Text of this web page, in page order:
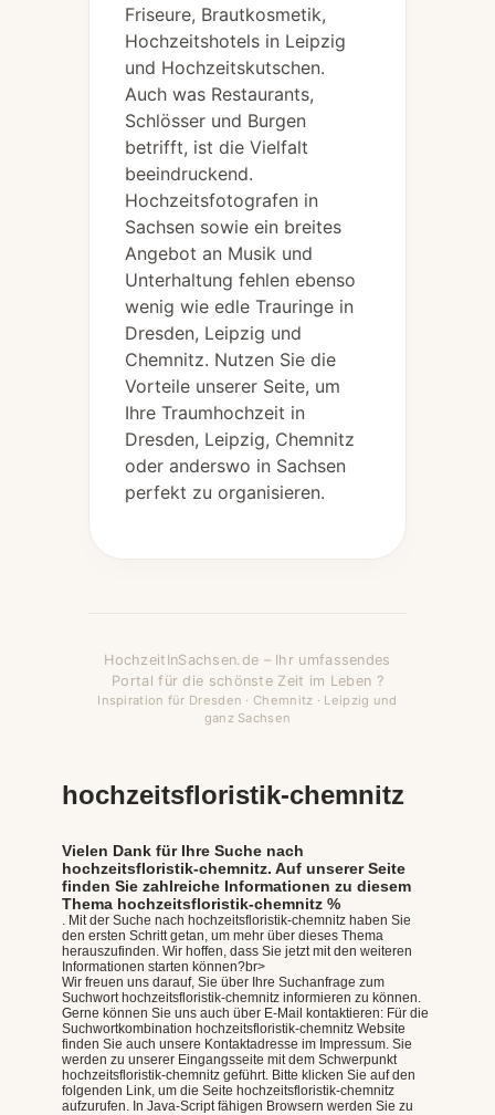
Friseure, Brautkosmetik,
Hochzeitshotels in Leipzig
und Hochzeitskutschen.
Auch was Restaurants,
Schlösser und Burgen
betrifft, ist die Vielfalt
beeindruckend.
Hochzeitsfotografen in
Sachsen sowie ein breites
Angebot an Musik und
Unterhaltung fehlen ebenso
wenig wie edle Trauringe in
Dresden, Leipzig und
Chemnitz. Nutzen Sie die
Vorteile unserer Seite, um
Ihre Traumhochzeit in
Dresden, Leipzig, Chemnitz
oder anderswo in Sachsen
perfekt zu organisieren.
HochzeitInSachsen.de – Ihr umfassendes
Portal für die schönste Zeit im Leben ?
Inspiration für Dresden · Chemnitz · Leipzig und
ganz Sachsen
hochzeitsfloristik-chemnitz
Vielen Dank für Ihre Suche nach
hochzeitsfloristik-chemnitz. Auf unserer Seite
finden Sie zahlreiche Informationen zu diesem
Thema hochzeitsfloristik-chemnitz %
. Mit der Suche nach hochzeitsfloristik-chemnitz haben Sie
den ersten Schritt getan, um mehr über dieses Thema
herauszufinden. Wir hoffen, dass Sie jetzt mit den weiteren
Informationen starten können?br>
Wir freuen uns darauf, Sie über Ihre Suchanfrage zum
Suchwort hochzeitsfloristik-chemnitz informieren zu können.
Gerne können Sie uns auch über E-Mail kontaktieren: Für die
Suchwortkombination hochzeitsfloristik-chemnitz Website
finden Sie auch unsere Kontaktadresse im Impressum. Sie
werden zu unserer Eingangsseite mit dem Schwerpunkt
hochzeitsfloristik-chemnitz geführt. Bitte klicken Sie auf den
folgenden Link, um die Seite hochzeitsfloristik-chemnitz
aufzurufen. In Java-Script fähigen Browsern werden Sie zu